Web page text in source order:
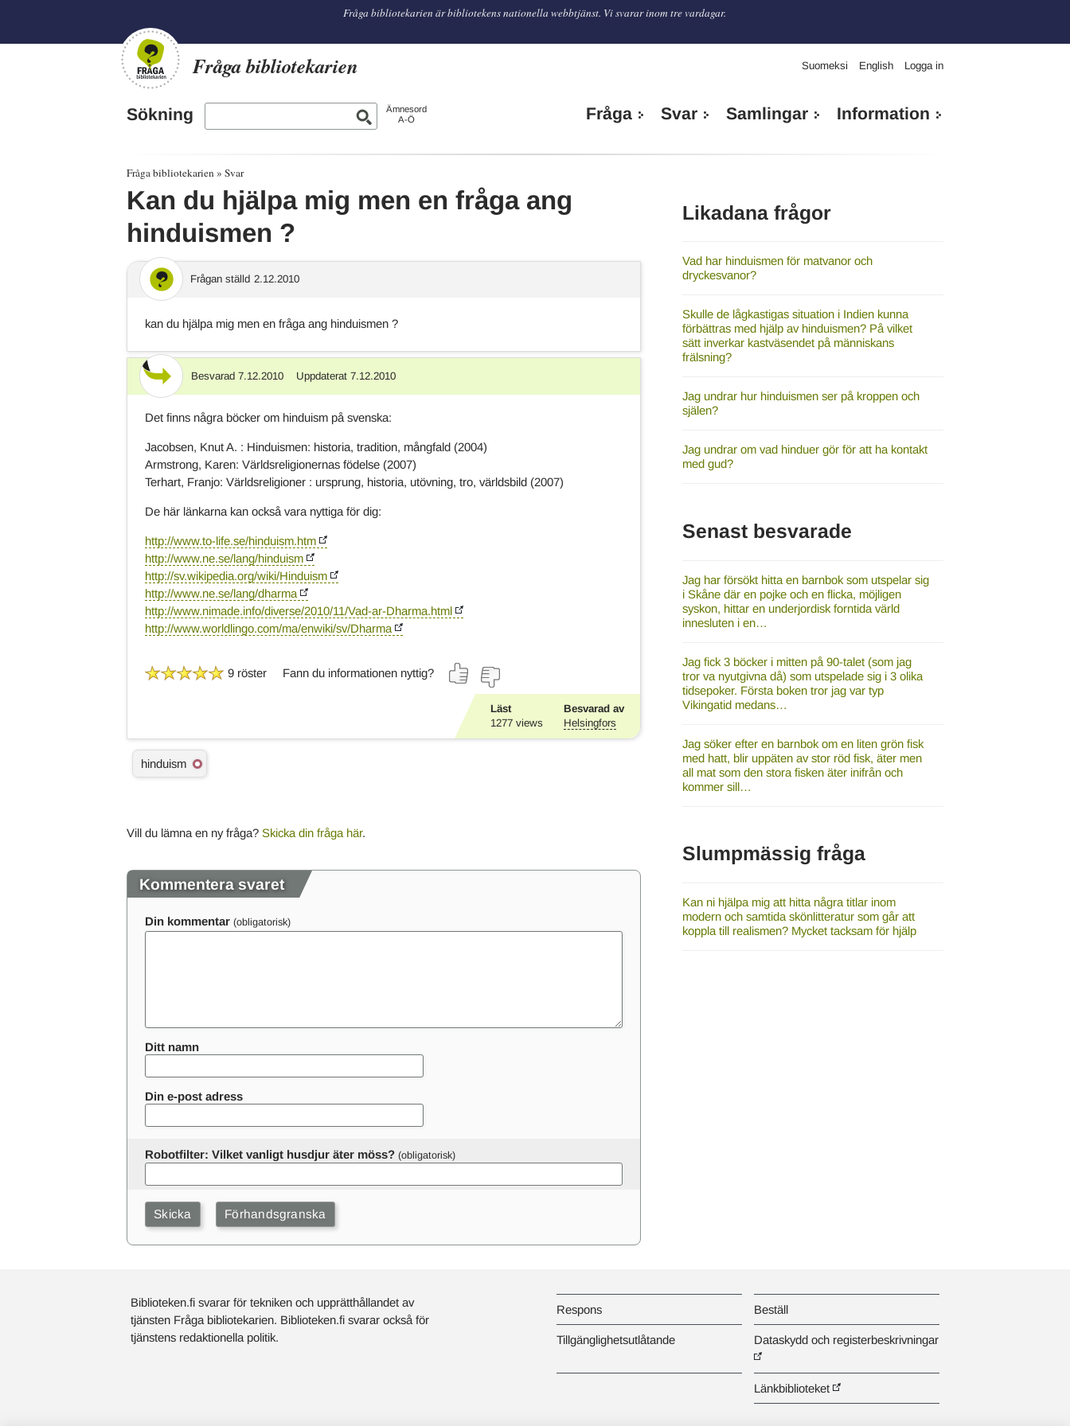
Fråga bibliotekarien är bibliotekens nationella webbtjänst. Vi svarar inom tre vardagar.
Fråga bibliotekarien Suomeksi English Logga in
Sökning
Ämnesord
A-Ö
Fråga Svar Samlingar Information
Fråga bibliotekarien Svar
Kan du hjälpa mig men en fråga ang
hinduismen ?
Frågan ställd 2.12.2010
kan du hjälpa mig men en fråga ang hinduismen ?
Svar Besvarad 7.12.2010 Uppdaterat 7.12.2010
Det finns några böcker om hinduism på svenska:
Jacobsen, Knut A. : Hinduismen: historia, tradition, mångfald (2004)
Armstrong, Karen: Världsreligionernas födelse (2007)
Terhart, Franjo: Världsreligioner : ursprung, historia, utövning, tro, världsbild (2007)
De här länkarna kan också vara nyttiga för dig:
http://www.to-life.se/hinduism.htm
http://www.ne.se/lang/hinduism
http://sv.wikipedia.org/wiki/Hinduism
http://www.ne.se/lang/dharma
http://www.nimade.info/diverse/2010/11/Vad-ar-Dharma.html
http://www.worldlingo.com/ma/enwiki/sv/Dharma
9 röster Fann du informationen nyttig?
Läst
1277views
Besvarad av
Helsingfors
Ä
m
o
hinduism
Vill du lämna en ny fråga? Skicka din fråga här.
Kommentera svaret
Din kommentar
Ditt namn
Din e-post adress
Robotfilter: Vilket vanligt husdjur äter möss?
Likadana frågor
Vad har hinduismen för matvanor och
dryckesvanor?
Skulle de lågkastigas situation i Indien kunna
förbättras med hjälp av hinduismen? På vilket
sätt inverkar kastväsendet på människans
frälsning?
Jag undrar hur hinduismen ser på kroppen och
själen?
Jag undrar om vad hinduer gör för att ha kontakt
med gud?
Senast besvarade
Jag har försökt hitta en barnbok som utspelar sig
i Skåne där en pojke och en flicka, möjligen
syskon, hittar en underjordisk forntida värld
innesluten i en…
Jag fick 3 böcker i mitten på 90-talet (som jag
tror va nyutgivna då) som utspelade sig i 3 olika
tidsepoker. Första boken tror jag var typ
Vikingatid medans…
Jag söker efter en barnbok om en liten grön fisk
med hatt, blir uppäten av stor röd fisk, äter men
all mat som den stora fisken äter inifrån och
kommer sill…
Slumpmässig fråga
Kan ni hjälpa mig att hitta några titlar inom
modern och samtida skönlitteratur som går att
koppla till realismen? Mycket tacksam för hjälp
Biblioteken.fi svarar för tekniken och upprätthållandet av
tjänsten Fråga bibliotekarien. Biblioteken.fi svarar också för
tjänstens redaktionella politik.
Respons Beställ
Tillgänglighetsutlåtande Dataskydd och registerbeskrivningar
Länkbiblioteket